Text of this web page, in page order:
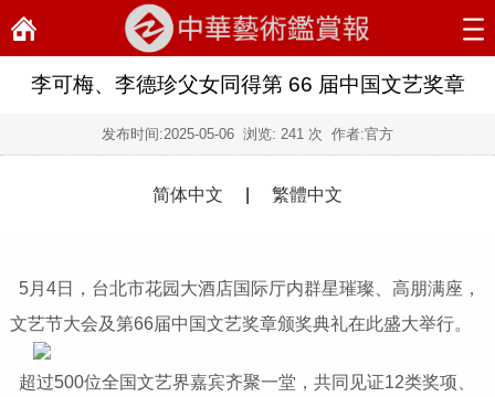
李可梅、李德珍父女同得第 66 届中国文艺奖章
发布时间:2025-05-06 浏览: 241 次 作者:官方
简体中文 繁體中文
5月4日，台北市花园大酒店国际厅内群星璀璨、高朋满座，
文艺节大会及第66届中国文艺奖章颁奖典礼在此盛大举行。
超过500位全国文艺界嘉宾齐聚一堂，共同见证12类奖项、